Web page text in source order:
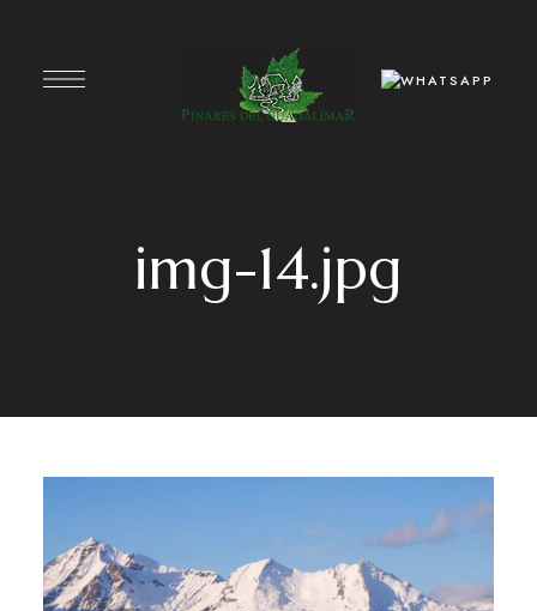
img-14.jpg